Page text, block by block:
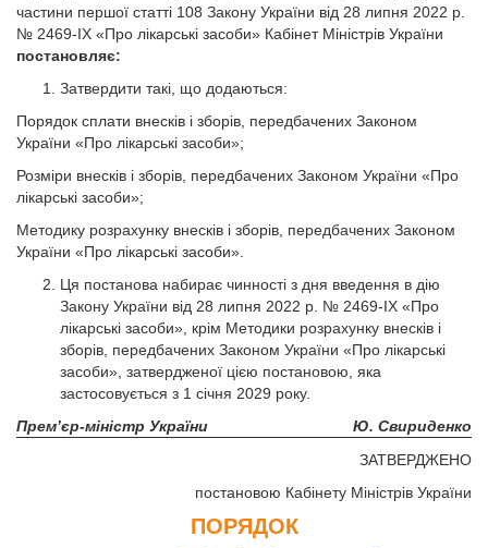
частини першої статті 108 Закону України від 28 липня 2022 р.
№ 2469-IX «Про лікарські засоби» Кабінет Міністрів України
постановляє:
Затвердити такі, що додаються:
Порядок сплати внесків і зборів, передбачених Законом
України «Про лікарські засоби»;
Розміри внесків і зборів, передбачених Законом України «Про
лікарські засоби»;
Методику розрахунку внесків і зборів, передбачених Законом
України «Про лікарські засоби».
Ця постанова набирає чинності з дня введення в дію
Закону України від 28 липня 2022 р. № 2469-IX «Про
лікарські засоби», крім Методики розрахунку внесків і
зборів, передбачених Законом України «Про лікарські
засоби», затвердженої цією постановою, яка
застосовується з 1 січня 2029 року.
Прем’єр-міністр України
Ю. Свириденко
ЗАТВЕРДЖЕНО
постановою Кабінету Міністрів України
ПОРЯДОК